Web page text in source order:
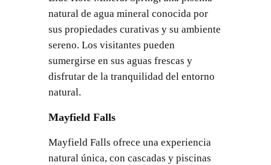
natural de agua mineral conocida por
sus propiedades curativas y su ambiente
sereno. Los visitantes pueden
sumergirse en sus aguas frescas y
disfrutar de la tranquilidad del entorno
natural.
Mayfield Falls
Mayfield Falls ofrece una experiencia
natural única, con cascadas y piscinas